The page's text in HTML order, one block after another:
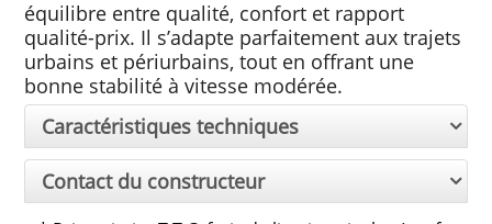
équilibre entre qualité, confort et rapport
qualité-prix. Il s’adapte parfaitement aux trajets
urbains et périurbains, tout en offrant une
bonne stabilité à vitesse modérée.
Caractéristiques techniques
Contact du constructeur